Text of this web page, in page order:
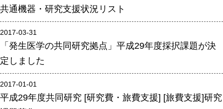
年報
研究分野紹介
ゲノム神経学分野
細胞脂質代謝分野
共通機器・研究支援状況リスト
2017-03-31
「発生医学の共同研究拠点」平成29年度採択課題が決
定しました
2017-01-01
平成29年度共同研究 [研究費・旅費支援] [旅費支援]研究